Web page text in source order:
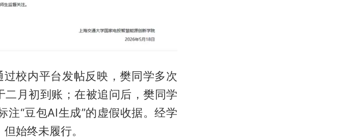
校内平台发帖反映，樊同学多次
月初到账；在被追问后，樊同学
“豆包AI生成”的虚假收据。经学
始终未履行。